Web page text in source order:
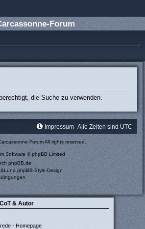
Forum
die Suche zu verwenden.
Alle Zeiten sind UTC
Impressum
Forum All rights reserved.
Software © phpBB Limited
phpBB.de
phpBB-Style-Design
& Autor
- Homepage